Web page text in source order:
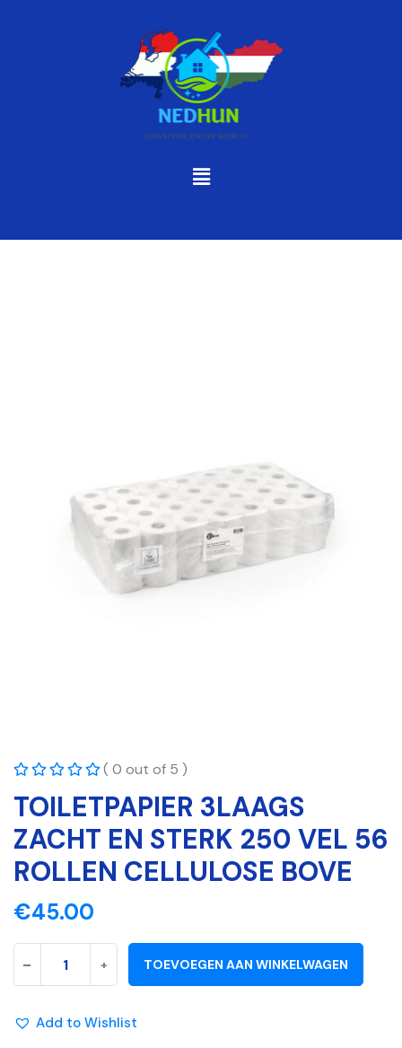
( 0 out of 5 )
TOILETPAPIER 3LAAGS
ZACHT EN STERK 250 VEL 56
ROLLEN CELLULOSE BOVE
€45.00
- + TOEVOEGEN AAN WINKELWAGEN
Add to Wishlist